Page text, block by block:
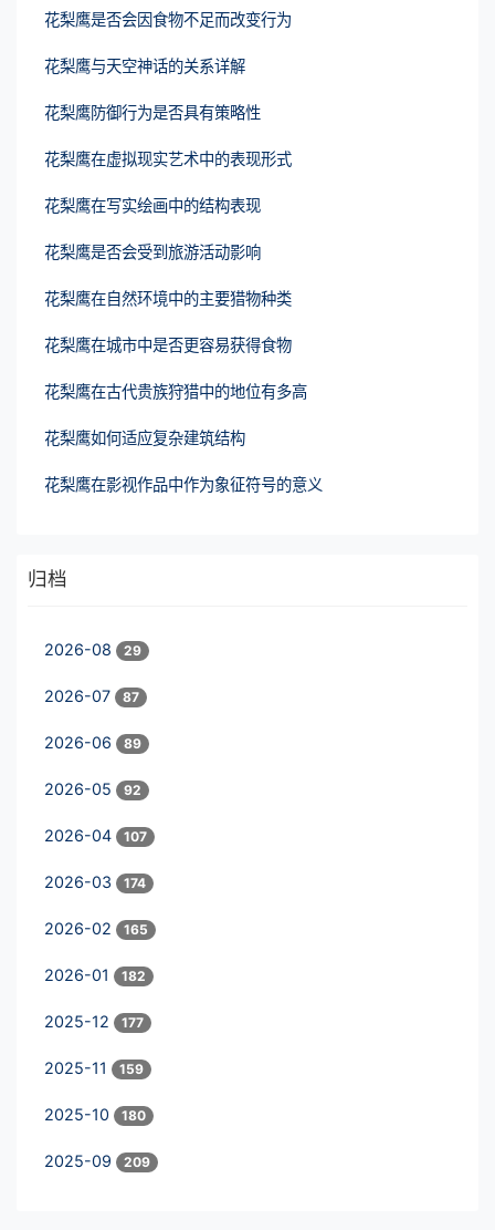
花梨鹰是否会因食物不足而改变行为
花梨鹰与天空神话的关系详解
花梨鹰防御行为是否具有策略性
花梨鹰在虚拟现实艺术中的表现形式
花梨鹰在写实绘画中的结构表现
花梨鹰是否会受到旅游活动影响
花梨鹰在自然环境中的主要猎物种类
花梨鹰在城市中是否更容易获得食物
花梨鹰在古代贵族狩猎中的地位有多高
花梨鹰如何适应复杂建筑结构
花梨鹰在影视作品中作为象征符号的意义
归档
2026-08 29
2026-07 87
2026-06 89
2026-05 92
2026-04 107
2026-03 174
2026-02 165
2026-01 182
2025-12 177
2025-11 159
2025-10 180
2025-09 209